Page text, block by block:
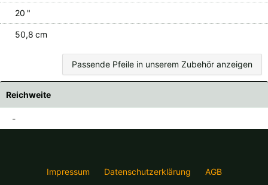
20 "
50,8 cm
Passende Pfeile in unserem Zubehör anzeigen
Reichweite
-
Impressum Datenschutzerklärung AGB